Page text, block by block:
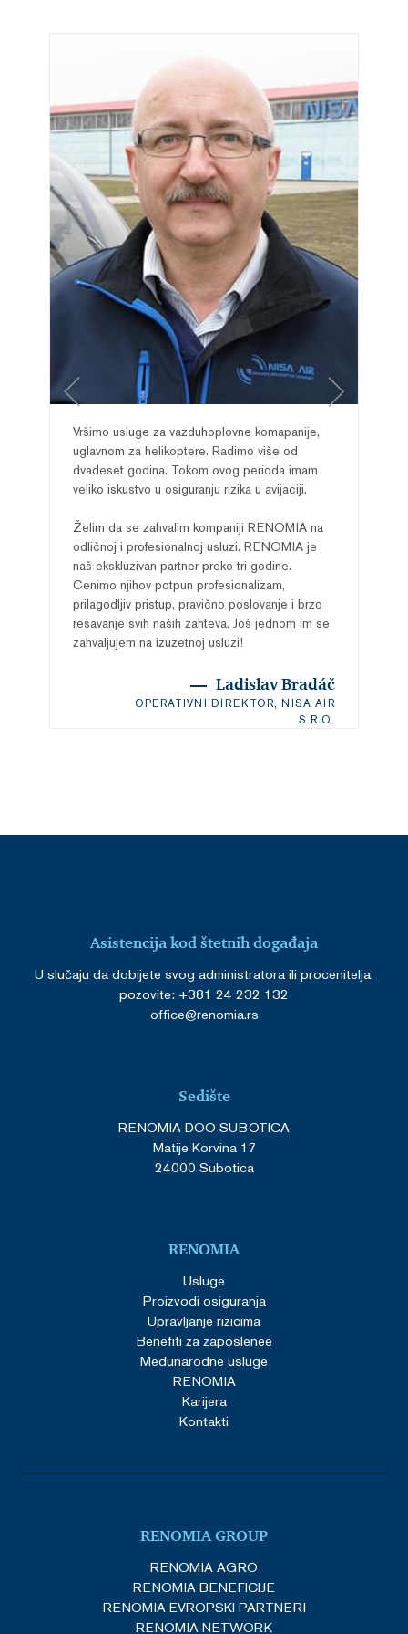
Vršimo usluge za vazduhoplovne komapanije,
uglavnom za helikoptere. Radimo više od
dvadeset godina. Tokom ovog perioda imam
veliko iskustvo u osiguranju rizika u avijaciji.
Želim da se zahvalim kompaniji RENOMIA na
odličnoj i profesionalnoj usluzi. RENOMIA je
naš ekskluzivan partner preko tri godine.
Cenimo njihov potpun profesionalizam,
prilagodljiv pristup, pravično poslovanje i brzo
rešavanje svih naših zahteva. Još jednom im se
zahvaljujem na izuzetnoj usluzi!
Ladislav Bradáč
OPERATIVNI DIREKTOR, NISA AIR
S.R.O.
Asistencija kod štetnih događaja
U slučaju da dobijete svog administratora ili procenitelja,
pozovite: +381 24 232 132
office@renomia.rs
Sedište
RENOMIA DOO SUBOTICA
Matije Korvina 17
24000 Subotica
RENOMIA
Usluge
Proizvodi osiguranja
Upravljanje rizicima
Benefiti za zaposlenee
Međunarodne usluge
RENOMIA
Karijera
Kontakti
RENOMIA GROUP
RENOMIA AGRO
RENOMIA BENEFICIJE
RENOMIA EVROPSKI PARTNERI
RENOMIA NETWORK